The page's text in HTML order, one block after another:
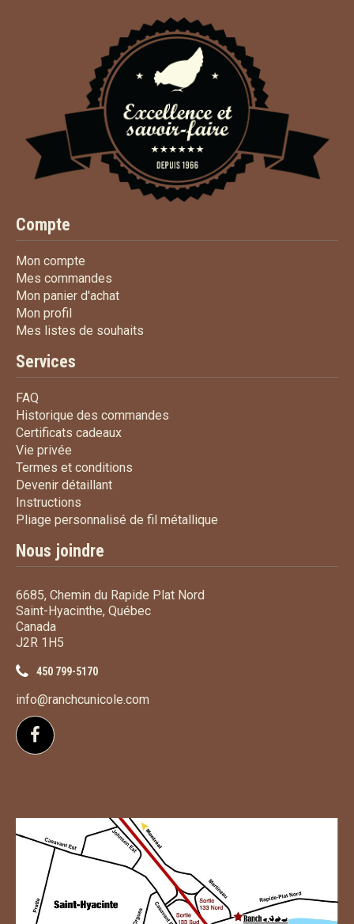
Compte
Mon compte
Mes commandes
Mon panier d'achatMon panier d'achat
Mon profil
Mes listes de souhaits
Services
FAQ
Historique des commandes
Certificats cadeauxCertificats cadeaux
Vie privée
Termes et conditions
Devenir détaillantDevenir détaillant
Instructions
Pliage personnalisé de fil métallique
Nous joindre
6685, Chemin du Rapide Plat Nord
Saint-Hyacinthe, Québec
Canada
J2R 1H5
450 799-5170
info@ranchcunicole.com
Suivez-nous sur Facebook